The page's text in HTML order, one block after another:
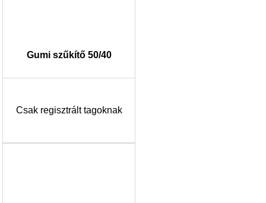
Gumi szűkítő 50/40
Csak regisztrált tagoknak